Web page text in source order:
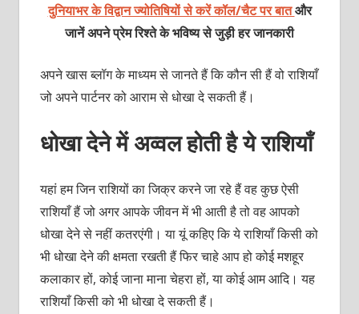
दुनियाभर के विद्वान ज्योतिषियों से करें कॉल/चैट पर बातऔर
जानें अपने प्रेम रिश्ते के भविष्य से जुड़ी हर जानकारी
अपने खास ब्लॉग के माध्यम से जानते हैं कि कौन सी हैं वो राशियाँ
जो अपने पार्टनर को आराम से धोखा दे सकती हैं।
धोखा देने में अव्वल होती है ये राशियाँ
यहां हम जिन राशियों का जिक्र करने जा रहे हैं वह कुछ ऐसी
राशियाँ हैं जो अगर आपके जीवन में भी आती है तो वह आपको
धोखा देने से नहीं कतरएंगी। या यूं कहिए कि ये राशियाँ किसी को
भी धोखा देने की क्षमता रखती हैं फिर चाहे आप हो कोई मशहूर
कलाकार हों, कोई जाना माना चेहरा हों, या कोई आम आदि। यह
राशियाँ किसी को भी धोखा दे सकती हैं।